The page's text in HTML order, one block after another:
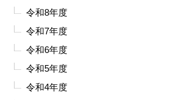
令和8年度
令和7年度
令和6年度
令和5年度
令和4年度